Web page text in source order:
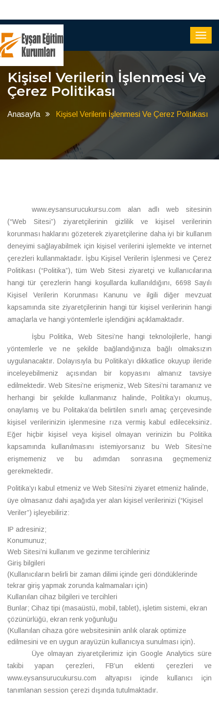
Kişisel Verilerin İşlenmesi Ve
Çerez Politikası
Anasayfa Kişisel Verilerin İşlenmesi Ve Çerez Politikası
www.eysansurucukursu.com alan adlı web sitesinin
(“Web Sitesi”) ziyaretçilerinin gizlilik ve kişisel verilerinin
korunması haklarını gözeterek ziyaretçilerine daha iyi bir kullanım
deneyimi sağlayabilmek için kişisel verilerini işlemekte ve internet
çerezleri kullanmaktadır. İşbu Kişisel Verilerin İşlenmesi ve Çerez
Politikası (“Politika”), tüm Web Sitesi ziyaretçi ve kullanıcılarına
hangi tür çerezlerin hangi koşullarda kullanıldığını, 6698 Sayılı
Kişisel Verilerin Korunması Kanunu ve ilgili diğer mevzuat
kapsamında site ziyaretçilerinin hangi tür kişisel verilerinin hangi
amaçlarla ve hangi yöntemlerle işlendiğini açıklamaktadır.
İşbu Politika, Web Sitesi’ne hangi teknolojilerle, hangi
yöntemlerle ve ne şekilde bağlandığınıza bağlı olmaksızın
uygulanacaktır. Dolayısıyla bu Politika’yı dikkatlice okuyup ileride
inceleyebilmeniz açısından bir kopyasını almanız tavsiye
edilmektedir. Web Sitesi’ne erişmeniz, Web Sitesi’ni taramanız ve
herhangi bir şekilde kullanmanız halinde, Politika’yı okumuş,
onaylamış ve bu Politaka’da belirtilen sınırlı amaç çerçevesinde
kişisel verilerinizin işlenmesine rıza vermiş kabul edileceksiniz.
Eğer hiçbir kişisel veya kişisel olmayan verinizin bu Politika
kapsamında kullanılmasını istemiyorsanız bu Web Sitesi’ne
erişmemeniz ve bu adımdan sonrasına geçmemeniz
gerekmektedir.
Politika’yı kabul etmeniz ve Web Sitesi’ni ziyaret etmeniz halinde,
üye olmasanız dahi aşağıda yer alan kişisel verilerinizi (“Kişisel
Veriler”) işleyebiliriz:
IP adresiniz;
Konumunuz;
Web Sitesi’ni kullanım ve gezinme tercihleriniz
Giriş bilgileri
(Kullanıcıların belirli bir zaman dilimi içinde geri döndüklerinde
tekrar giriş yapmak zorunda kalmamaları için)
Kullanılan cihaz bilgileri ve tercihleri
Bunlar; Cihaz tipi (masaüstü, mobil, tablet), işletim sistemi, ekran
çözünürlüğü, ekran renk yoğunluğu
(Kullanılan cihaza göre websitesiniin anlık olarak optimize
edilmesini ve en uygun arayüzün kullanıcıya sunulması için).
Üye olmayan ziyaretçilerimiz için Google Analytics süre
takibi yapan çerezleri, FB’un eklenti çerezleri ve
www.eysansurucukursu.com altyapısı içinde kullanıcı için
tanımlanan session çerezi dışında tutulmaktadır.